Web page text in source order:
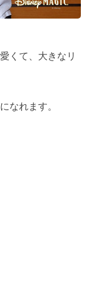
くて、大きなリ
なれます。